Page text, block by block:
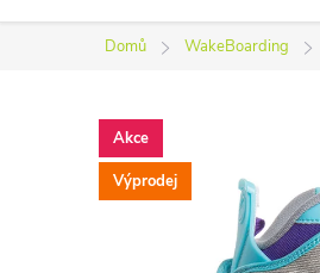
Domů WakeBoarding
Akce
Výprodej